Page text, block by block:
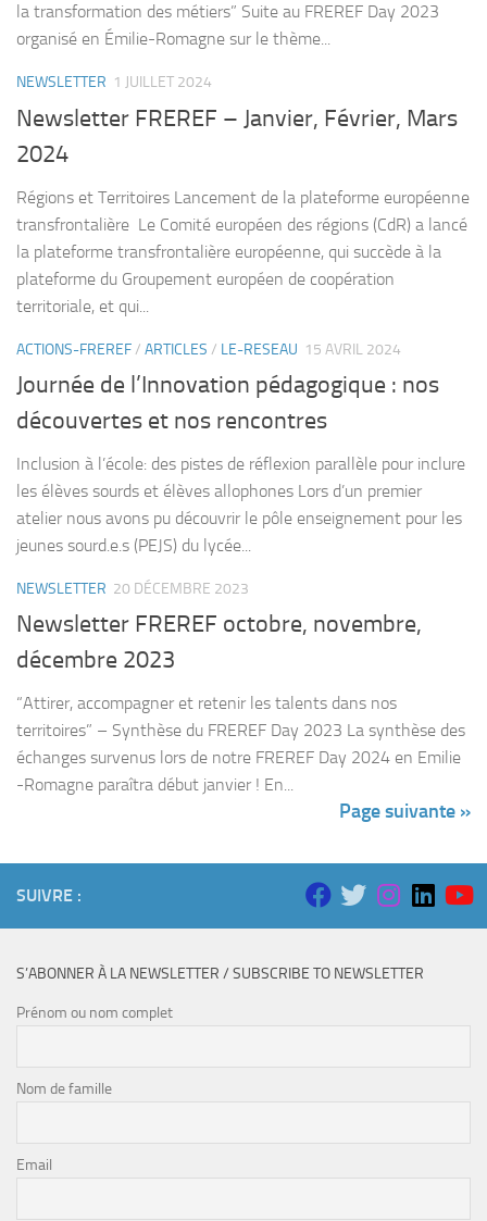
la transformation des métiers” Suite au FREREF Day 2023
organisé en Émilie-Romagne sur le thème...
NEWSLETTER 1 JUILLET 2024
Newsletter FREREF – Janvier, Février, Mars
2024
Régions et Territoires Lancement de la plateforme européenne
transfrontalière Le Comité européen des régions (CdR) a lancé
la plateforme transfrontalière européenne, qui succède à la
plateforme du Groupement européen de coopération
territoriale, et qui...
ACTIONS-FREREF/ ARTICLES / LE-RESEAU 15 AVRIL 2024
Journée de l’Innovation pédagogique : nos
découvertes et nos rencontres
Inclusion à l’école: des pistes de réflexion parallèle pour inclure
les élèves sourds et élèves allophones Lors d’un premier
atelier nous avons pu découvrir le pôle enseignement pour les
jeunes sourd.e.s (PEJS) du lycée...
NEWSLETTER 20 DÉCEMBRE 2023
Newsletter FREREF octobre, novembre,
décembre 2023
“Attirer, accompagner et retenir les talents dans nos
territoires” – Synthèse du FREREF Day 2023 La synthèse des
échanges survenus lors de notre FREREF Day 2024 en Emilie
-Romagne paraîtra début janvier ! En...
Page suivante »
SUIVRE :
S’ABONNER À LA NEWSLETTER / SUBSCRIBE TO NEWSLETTER
Prénom ou nom complet
Nom de famille
Email